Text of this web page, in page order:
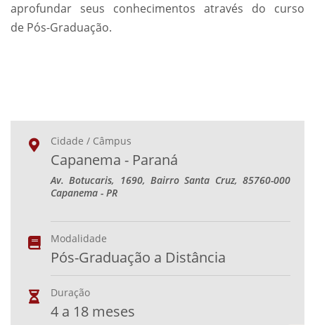
aprofundar seus conhecimentos através do curso
de Pós-Graduação.
Cidade / Câmpus
Capanema - Paraná
Av. Botucaris, 1690, Bairro Santa Cruz, 85760-000
Capanema - PR
Modalidade
Pós-Graduação a Distância
Duração
4 a 18 meses